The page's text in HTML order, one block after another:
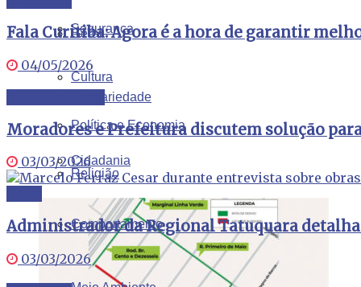
Segurança
Cultura
Política e Economia
Religião
Geral
Solidariedade
Cidadania
Comportamento
Fala Curitiba: Agora é a hora de garantir
04/05/2026
Moradores e Prefeitura discutem solução
03/03/2026
Administrador da Regional Tatuquara
03/03/2026